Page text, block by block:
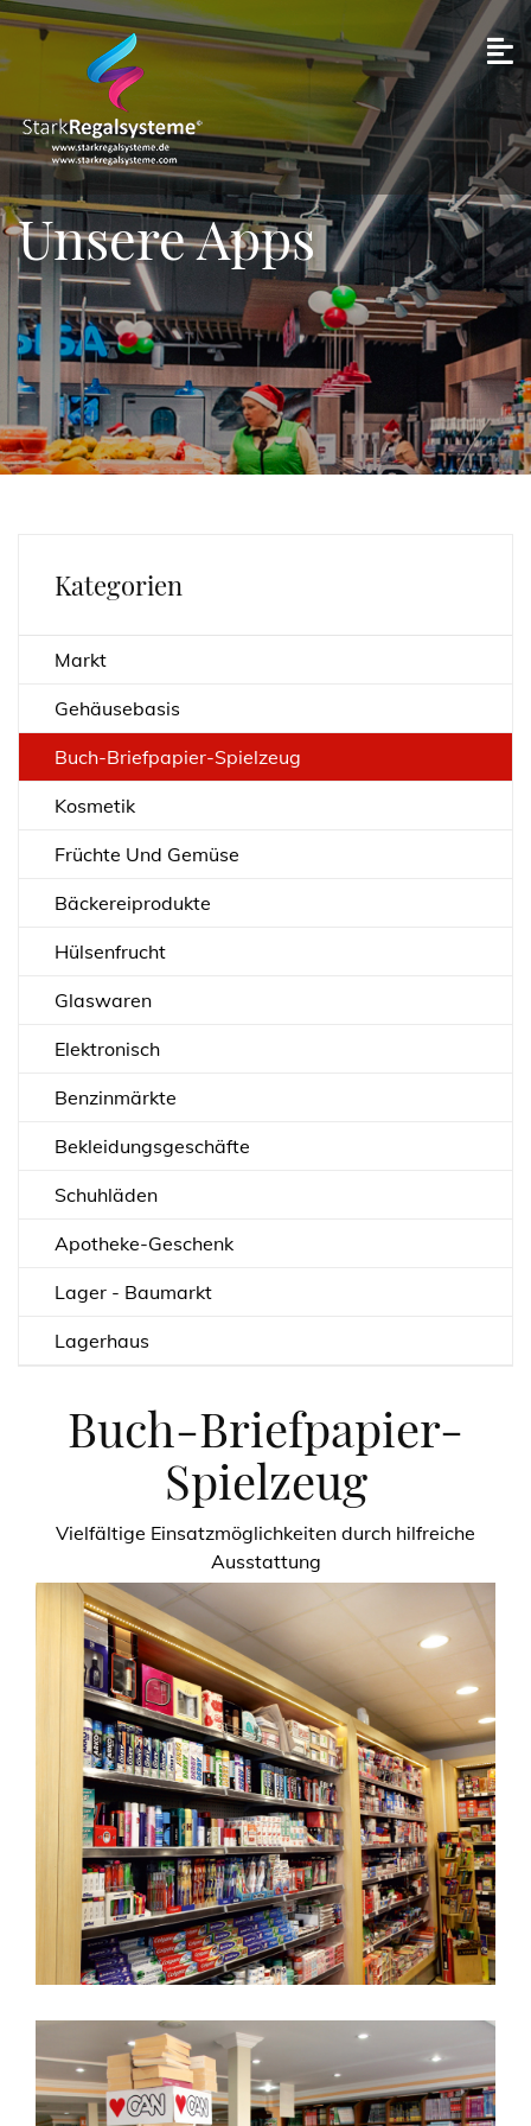
Unsere Apps
Kategorien
Markt
Gehäusebasis
Buch-Briefpapier-Spielzeug
Kosmetik
Früchte Und Gemüse
Bäckereiprodukte
Hülsenfrucht
Glaswaren
Elektronisch
Benzinmärkte
Bekleidungsgeschäfte
Schuhläden
Apotheke-Geschenk
Lager - Baumarkt
Lagerhaus
Buch-Briefpapier-
Spielzeug
Vielfältige Einsatzmöglichkeiten durch hilfreiche
Ausstattung